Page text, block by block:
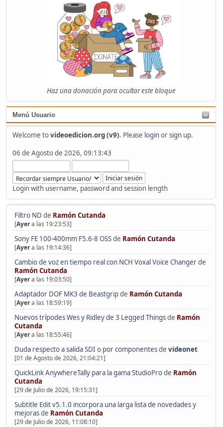
Haz una donación para ocultar este bloque
Menú Usuario
Welcome tovideoedicion.org (v9). Please loginorsign up.
06 de Agosto de 2026, 09:13:43
Login with username, password and session length
Filtro ND de Ramón Cutanda
[Ayera las 19:23:53]
Sony FE 100-400mm F5.6-8 OSSde Ramón Cutanda
[Ayera las 19:14:36]
Cambio de voz en tiempo real con NCH Voxal Voice Changerde
Ramón Cutanda
[Ayera las 19:03:50]
Adaptador DOF MK3 de Beastgripde Ramón Cutanda
[Ayera las 18:59:19]
Nuevos trípodes Wes y Ridley de 3 Legged Thingsde Ramón
Cutanda
[Ayera las 18:55:46]
Duda respecto a salida SDI o por componentesde videonet
[01 de Agosto de 2026, 21:04:21]
QuickLink AnywhereTally para la gama StudioProde Ramón
Cutanda
[29 de Julio de 2026, 19:15:31]
Subtitle Edit v5.1.0 incorpora una larga lista de novedades y
mejorasde Ramón Cutanda
[29 de Julio de 2026, 11:08:10]